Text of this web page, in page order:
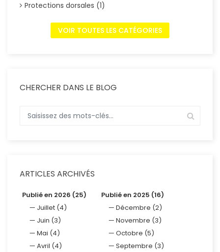
Protections dorsales (1)
VOIR TOUTES LES CATÉGORIES
CHERCHER DANS LE BLOG
ARTICLES ARCHIVÉS
Publié en 2026 (25)
Juillet (4)
Juin (3)
Mai (4)
Avril (4)
Publié en 2025 (16)
Décembre (2)
Novembre (3)
Octobre (5)
Septembre (3)